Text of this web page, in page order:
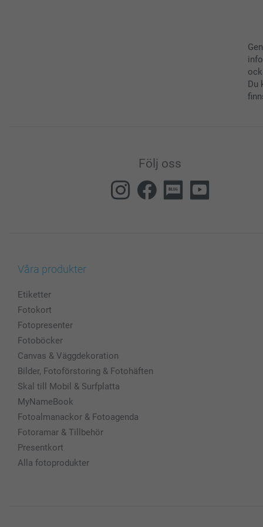
Du
Följ oss
Våra produkter
Etiketter
Fotokort
Fotopresenter
Fotoböcker
Canvas & Väggdekoration
Bilder, Fotoförstoring & Fotohäften
Skal till Mobil & Surfplatta
MyNameBook
Fotoalmanackor & Fotoagenda
Fotoramar & Tillbehör
Presentkort
Alla fotoprodukter